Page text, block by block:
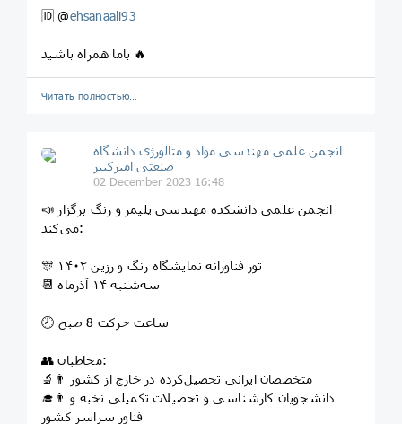
🆔 @ehsanaali93
باما همراه باشید 🔥
Читать полностью…
انجمن علمی مهندسی مواد و متالورژی دانشگاه
صنعتی امیرکبیر
02 December 2023 16:48
📣 انجمن علمی دانشکده مهندسی پلیمر و رنگ برگزار
می‌کند:
🎊 تور فناورانه نمایشگاه رنگ و رزین ۱۴۰۲
📆 سه‌شنبه ۱۴ آذرماه
🕗 ساعت حرکت 8 صبح
👥 مخاطبان:
👨‍🔬 متخصصان ایرانی تحصیل‌‌کرده در خارج از کشور
👨‍🎓 دانشجویان کارشناسی و تحصیلات تکمیلی نخبه و
فناور سراسر کشور